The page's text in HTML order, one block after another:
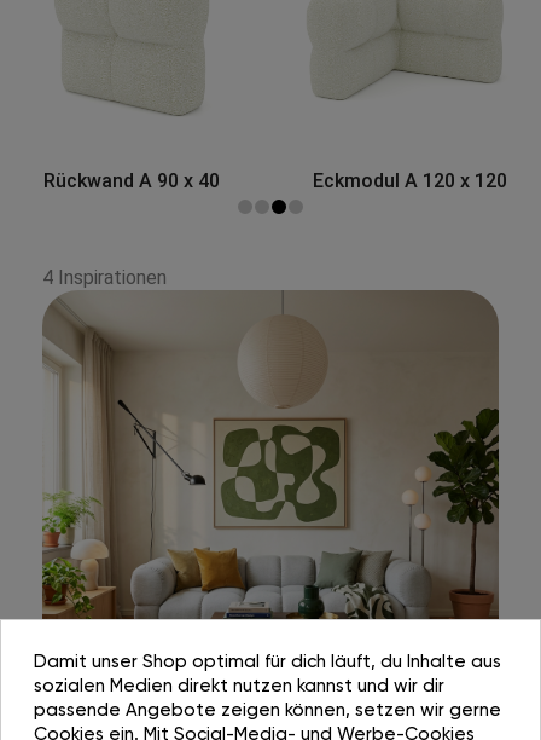
Eckmodul A 120 x 120 Base AX 90 x 90
4 Inspirationen
Damit unser Shop optimal für dich läuft, du Inhalte aus
sozialen Medien direkt nutzen kannst und wir dir
passende Angebote zeigen können, setzen wir gerne
Cookies ein. Mit Social-Media- und Werbe-Cookies